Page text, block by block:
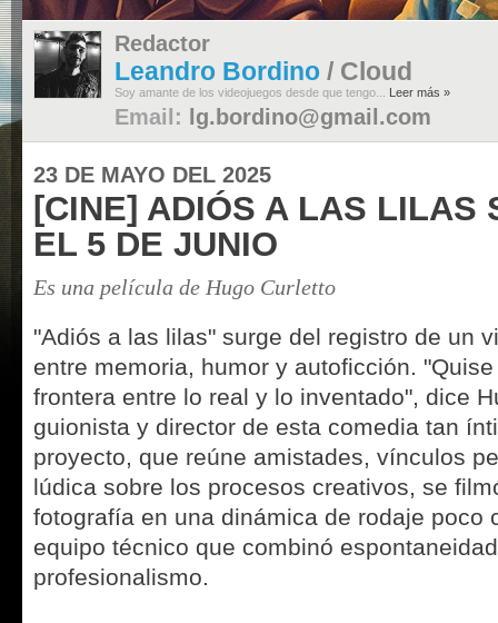
Redactor
Leandro Bordino / Cloud
Soy amante de los videojuegos desde que tengo... Leer más »
Email: lg.bordino@gmail.com
23 DE MAYO DEL 2025
[CINE] ADIÓS A LAS LILAS
EL 5 DE JUNIO
Es una película de Hugo Curletto
"Adiós a las lilas" surge del registro de un
entre memoria, humor y autoficción.
frontera entre lo real y lo inventado", dice
guionista y director de esta comedia tan
proyecto, que reúne amistades, vínculos
lúdica sobre los procesos creativos, se
fotografía en una dinámica de rodaje poco
equipo técnico que combinó
profesionalismo.